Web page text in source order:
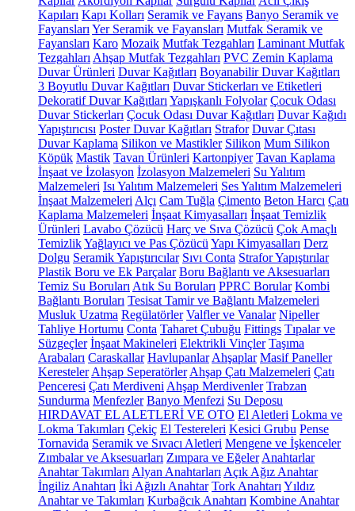
Kapıları Kapı Kolları Seramik ve Fayans Banyo Seramik ve
Fayansları Yer Seramik ve Fayansları Mutfak Seramik ve
Fayansları Karo Mozaik Mutfak Tezgahları Laminant Mutfak
Tezgahları Ahşap Mutfak Tezgahları PVC Zemin Kaplama
Duvar Ürünleri Duvar Kağıtları Boyanabilir Duvar Kağıtları
3 Boyutlu Duvar Kağıtları Duvar Stickerları ve Etiketleri
Dekoratif Duvar Kağıtları Yapışkanlı Folyolar Çocuk Odası
Duvar Stickerları Çocuk Odası Duvar Kağıtları Duvar Kağıdı
Yapıştırıcısı Poster Duvar Kağıtları Strafor Duvar Çıtası
Duvar Kaplama Silikon ve Mastikler Silikon Mum Silikon
Köpük Mastik Tavan Ürünleri Kartonpiyer Tavan Kaplama
İnşaat ve İzolasyon İzolasyon Malzemeleri Su Yalıtım
Malzemeleri Isı Yalıtım Malzemeleri Ses Yalıtım Malzemeleri
İnşaat Malzemeleri Alçı Cam Tuğla Çimento Beton Harcı Çatı
Kaplama Malzemeleri İnşaat Kimyasalları İnşaat Temizlik
Ürünleri Lavabo Çözücü Harç ve Sıva Çözücü Çok Amaçlı
TemizlikYağlayıcı ve Pas Çözücü Yapı Kimyasalları Derz
Dolgu Seramik Yapıştırıcılar Sıvı Conta Strafor Yapıştırılar
Plastik Boru ve Ek Parçalar Boru Bağlantı ve Aksesuarları
Temiz Su Boruları Atık Su Boruları PPRC Borular Kombi
Bağlantı Boruları Tesisat Tamir ve Bağlantı Malzemeleri
Musluk Uzatma Regülatörler Valfler ve Vanalar Nipeller
Tahliye Hortumu Conta Taharet Çubuğu Fittings Tıpalar ve
Süzgeçler İnşaat Makineleri Elektrikli Vinçler Taşıma
Arabaları Caraskallar Havlupanlar Ahşaplar Masif Paneller
Keresteler Ahşap Seperatörler Ahşap Çatı Malzemeleri Çatı
Penceresi Çatı Merdiveni Ahşap Merdivenler Trabzan
Sundurma Menfezler Banyo Menfezi Su Deposu
HIRDAVAT EL ALETLERİ VE OTO El Aletleri Lokma ve
Lokma Takımları Çekiç El Testereleri Kesici Grubu Pense
Tornavida Seramik ve Sıvacı Aletleri Mengene ve İşkenceler
Zımbalar ve Aksesuarları Zımpara ve Eğeler Anahtarlar
Anahtar Takımları Alyan Anahtarları Açık Ağız Anahtar
İngiliz Anahtarı İki Ağızlı Anahtar Tork Anahtarı Yıldız
Anahtar ve Takımları Kurbağcık Anahtarı Kombine Anahtar